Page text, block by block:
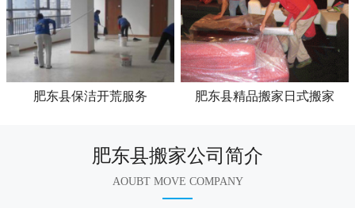
肥东县保洁开荒服务 肥东县精品搬家日式搬家
肥东县搬家公司简介
AOUBT MOVE COMPANY